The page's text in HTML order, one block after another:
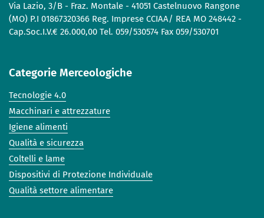
Via Lazio, 3/B - Fraz. Montale - 41051 Castelnuovo Rangone
(MO) P.I 01867320366 Reg. Imprese CCIAA/ REA MO 248442 -
Cap.Soc.I.V.€ 26.000,00 Tel. 059/530574 Fax 059/530701
Categorie Merceologiche
Tecnologie 4.0
Macchinari e attrezzature
Igiene alimenti
Qualità e sicurezza
Coltelli e lame
Dispositivi di Protezione Individuale
Qualità settore alimentare